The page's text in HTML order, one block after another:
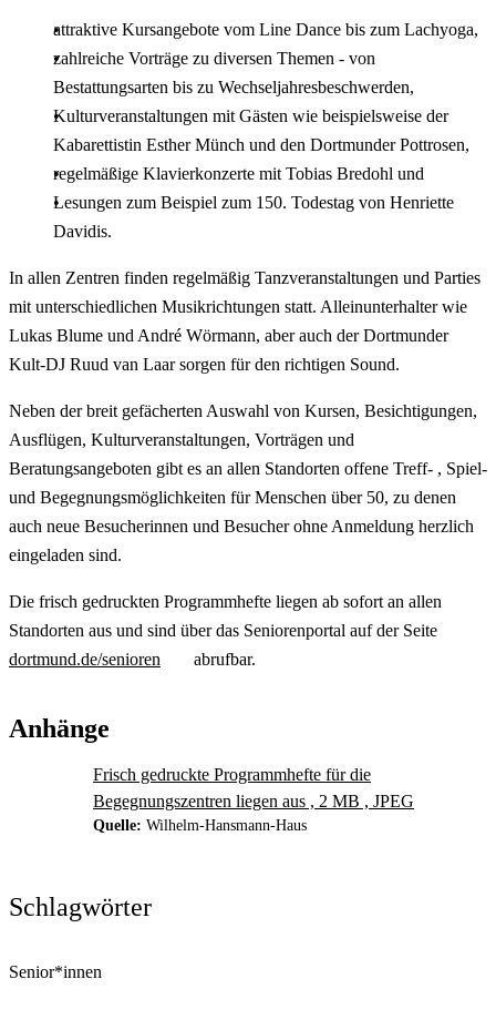
attraktive Kursangebote vom Line Dance bis zum Lachyoga,
zahlreiche Vorträge zu diversen Themen - von
Bestattungsarten bis zu Wechseljahresbeschwerden,
Kulturveranstaltungen mit Gästen wie beispielsweise der
Kabarettistin Esther Münch und den Dortmunder Pottrosen,
regelmäßige Klavierkonzerte mit Tobias Bredohl und
Lesungen zum Beispiel zum 150. Todestag von Henriette
Davidis.
In allen Zentren finden regelmäßig Tanzveranstaltungen und Parties
mit unterschiedlichen Musikrichtungen statt. Alleinunterhalter wie
Lukas Blume und André Wörmann, aber auch der Dortmunder
Kult-DJ Ruud van Laar sorgen für den richtigen Sound.
Neben der breit gefächerten Auswahl von Kursen, Besichtigungen,
Ausflügen, Kulturveranstaltungen, Vorträgen und
Beratungsangeboten gibt es an allen Standorten offene Treff- , Spiel-
und Begegnungsmöglichkeiten für Menschen über 50, zu denen
auch neue Besucherinnen und Besucher ohne Anmeldung herzlich
eingeladen sind.
Die frisch gedruckten Programmhefte liegen ab sofort an allen
Standorten aus und sind über das Seniorenportal auf der Seite
dortmund.de/senioren
abrufbar.
Anhänge
Frisch gedruckte Programmhefte für die
Begegnungszentren liegen aus , 2 MB , JPEG
Quelle: Wilhelm-Hansmann-Haus
Schlagwörter
Senior*innen